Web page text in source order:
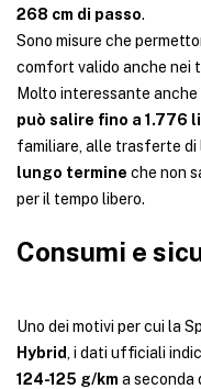
268 cm di passo.
Sono misure che
comfort valido anche nei
Molto interessante
può salire fino a 1.776
familiare, alle trasferte di
lungo termine che non
per il tempo libero.
Consumi e
Uno dei motivi per cui la
Hybrid, i dati ufficiali
124-125 g/km a seconda